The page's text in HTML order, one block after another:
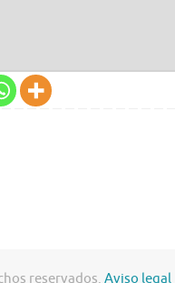
reservados. Aviso legal